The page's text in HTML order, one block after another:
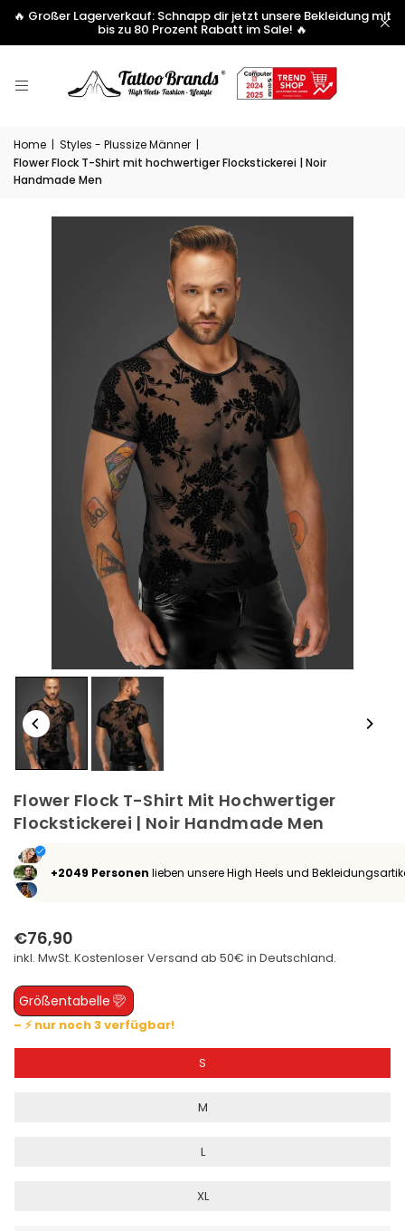
🔥 Großer Lagerverkauf: Schnapp dir jetzt unsere Bekleidung mit
bis zu 80 Prozent Rabatt im Sale! 🔥
Home | Styles - Plussize Männer |
Flower Flock T-Shirt mit hochwertiger Flockstickerei | Noir
Handmade Men
Flower Flock T-Shirt Mit Hochwertiger
Flockstickerei | Noir Handmade Men
+2049 Personen lieben unsere High Heels und
Normaler
Preis
€76,90
inkl. MwSt. KostenloserVersand ab 50€ in Deutschland.
Größentabelle
– ⚡ nur noch 3 verfügbar!
S
M
L
XL